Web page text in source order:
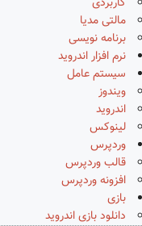
مالتی مدیا
برنامه نویسی
نرم افزار اندروید
سیستم عامل
ویندوز
اندروید
لینوکس
وردپرس
قالب وردپرس
افزونه وردپرس
بازی
دانلود بازی اندروید